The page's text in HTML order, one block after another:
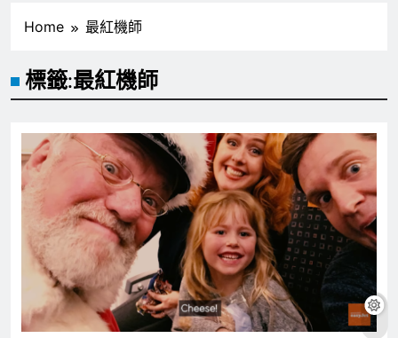
Home 最紅機師
標籤:最紅機師